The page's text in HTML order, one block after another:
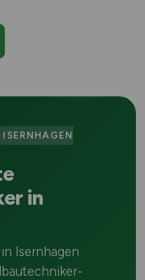
in
Isernhagen